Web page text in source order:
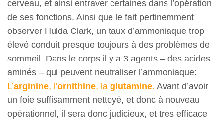
cerveau, et ainsi entraver certaines dans l’opération
de ses fonctions. Ainsi que le fait pertinemment
observer Hulda Clark, un taux d’ammoniaque trop
élevé conduit presque toujours à des problèmes de
sommeil. Dans le corps il y a 3 agents – des acides
aminés – qui peuvent neutraliser l’ammoniaque:
L’arginine, l’ornithine, la glutamine. Avant d’avoir
un foie suffisamment nettoyé, et donc à nouveau
opérationnel, il sera donc judicieux, et très efficace